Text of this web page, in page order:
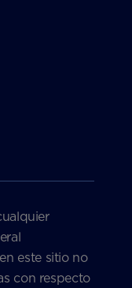
este sitio no
con respecto